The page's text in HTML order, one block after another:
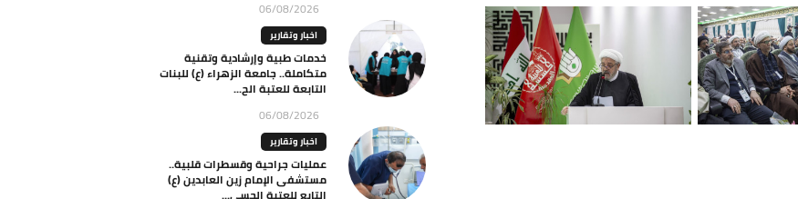
06/08/2026
اخبار وتقارير
خدمات طبية وإرشادية وتقنية
متكاملة.. جامعة الزهراء (ع) للبنات
التابعة للعتبة الح...
06/08/2026
اخبار وتقارير
عمليات جراحية وقسطرات قلبية..
مستشفى الإمام زين العابدين (ع)